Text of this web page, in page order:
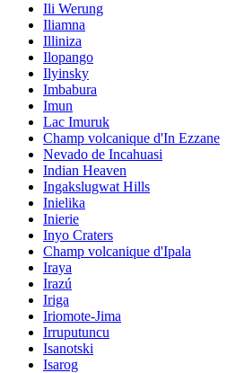
Ili Werung
Iliamna
Illiniza
Ilopango
Ilyinsky
Imbabura
Imun
Lac Imuruk
Champ volcanique d'In Ezzane
Nevado de Incahuasi
Indian Heaven
Ingakslugwat Hills
Inielika
Inierie
Inyo Craters
Champ volcanique d'Ipala
Iraya
Irazú
Iriga
Iriomote-Jima
Irruputuncu
Isanotski
Isarog